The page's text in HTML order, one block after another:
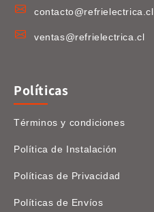
contacto@refrielectrica.cl
ventas@refrielectrica.cl
Políticas
Términos y condiciones
Política de Instalación
Políticas de Privacidad
Políticas de Envíos